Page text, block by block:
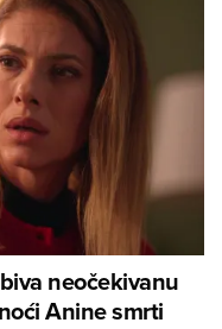
neočekivanu
Anine smrti